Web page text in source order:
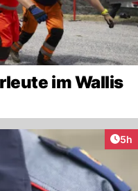
im Wallis
5h